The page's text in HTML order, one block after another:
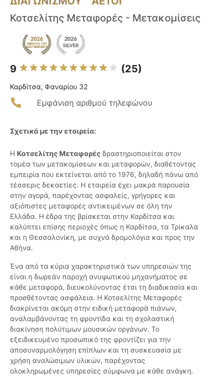
Κοτσελίτης Μεταφορές - Μετακομίσεις
9 (25)
Καρδίτσα, Φαναρίου 32
Εμφάνιση αριθμού τηλεφώνου
Σχετικά με την εταιρεία:
Η Κοτσελίτης Μεταφορές δραστηριοποιείται στον
τομέα των μετακομίσεων και μεταφορών, διαθέτοντας
εμπειρία που εκτείνεται από το 1976, δηλαδή πάνω από
τέσσερις δεκαετίες. Η εταιρεία έχει μακρά παρουσία
στην αγορά, παρέχοντας ασφαλείς, γρήγορες και
αξιόπιστες μεταφορές αντικειμένων σε όλη την
Ελλάδα. Η έδρα της βρίσκεται στην Καρδίτσα και
καλύπτει επίσης περιοχές όπως η Καρδίτσα, τα Τρίκαλα
και η Θεσσαλονίκη, με συχνά δρομολόγια και προς την
Αθήνα.
Ένα από τα κύρια χαρακτηριστικά των υπηρεσιών της
είναι η δωρεάν παροχή ανυψωτικού μηχανήματος σε
κάθε μεταφορά, διευκολύνοντας έτσι τη διαδικασία και
προσθέτοντας ασφάλεια. Η Κοτσελίτης Μεταφορές
διακρίνεται ακόμη στην ειδική μεταφορά πιάνων,
αναλαμβάνοντας τη φροντίδα και τη σχολαστική
διακίνηση πολύτιμων μουσικών οργάνων. Το
εξειδικευμένο προσωπικό της φροντίζει για την
αποσυναρμολόγηση επίπλων και τη συσκευασία με
χρήση αναλώσιμων υλικών, παρέχοντας
ολοκληρωμένες υπηρεσίες σύμφωνα με κάθε ανάγκη.